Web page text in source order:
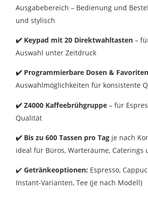
Ausgabebereich – Bedienung und
und stylisch
✔️ Keypad mit 20 Direktwahltasten –
Auswahl unter Zeitdruck
✔️ Programmierbare Dosen & Favoriten
Auswahlmöglichkeiten für konsistente
✔️Z4000 Kaffeebrühgruppe – für
Qualität
✔️ Bis zu 600 Tassen pro Tag je nach
ideal für Büros, Warteräume, Caterings
✔️Getränkeoptionen: Espresso,
Instant-Varianten, Tee (je nach Modell)